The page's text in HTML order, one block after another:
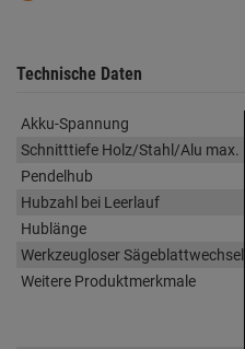
Technische Daten
Akku-Spannung
Schnitttiefe Holz/Stahl/Alu max.
Pendelhub
Hubzahl bei Leerlauf
Hublänge
Werkzeugloser Sägeblattwechsel
Weitere Produktmerkmale